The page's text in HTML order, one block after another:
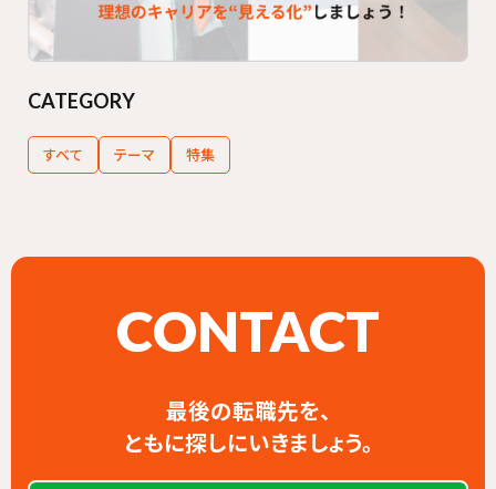
CATEGORY
すべて テーマ 特集
CONTACT
最後の転職先を、
ともに探しにいきましょう。